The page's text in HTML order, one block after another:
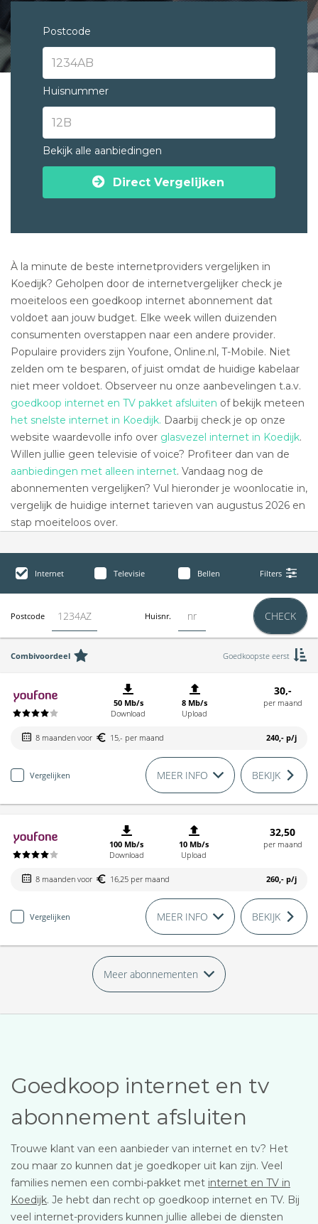
Postcode
Huisnummer
Bekijk alle aanbiedingen
Direct Vergelijken
À la minute de beste internetproviders vergelijken in
Koedijk? Geholpen door de internetvergelijker check je
moeiteloos een goedkoop internet abonnement dat
voldoet aan jouw budget. Elke week willen duizenden
consumenten overstappen naar een andere provider.
Populaire providers zijn Youfone, Online.nl, T-Mobile. Niet
zelden om te besparen, of juist omdat de huidige kabelaar
niet meer voldoet. Observeer nu onze aanbevelingen t.a.v.
goedkoop internet en TV pakket afsluiten of bekijk meteen
het snelste internet in Koedijk. Daarbij check je op onze
website waardevolle info over glasvezel internet in Koedijk.
Willen jullie geen televisie of voice? Profiteer dan van de
aanbiedingen met alleen internet. Vandaag nog de
abonnementen vergelijken? Vul hieronder je woonlocatie in,
vergelijk de huidige internet tarieven van augustus 2026 en
stap moeiteloos over.
Internet Televisie Bellen Filters
Postcode Huisnr. CHECK
Combivoordeel Goedkoopste eerst
50 Mb/s
Download
8 Mb/s
Upload
30,-
per maand
8 maanden voor 15,- per maand 240,- p/j
Vergelijken MEER INFO BEKIJK
100 Mb/s
Download
10 Mb/s
Upload
32,50
per maand
8 maanden voor 16,25 per maand 260,- p/j
Vergelijken MEER INFO BEKIJK
Meer abonnementen
Goedkoop internet en tv
abonnement afsluiten
Trouwe klant van een aanbieder van internet en tv? Het
zou maar zo kunnen dat je goedkoper uit kan zijn. Veel
families nemen een combi-pakket met internet en TV in
Koedijk. Je hebt dan recht op goedkoop internet en TV. Bij
veel internet-providers kunnen jullie allebei de diensten